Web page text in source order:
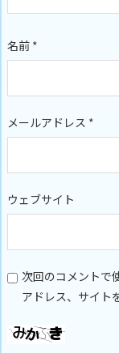
名前 *
メールアドレス *
ウェブサイト
次回のコメントで
アドレス、サイト